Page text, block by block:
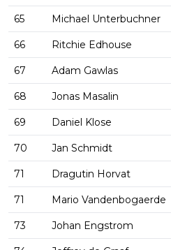
65 Michael Unterbuchner
66 Ritchie Edhouse
67 Adam Gawlas
68 Jonas Masalin
69 Daniel Klose
70 Jan Schmidt
71 Dragutin Horvat
71 Mario Vandenbogaerde
73 Johan Engstrom